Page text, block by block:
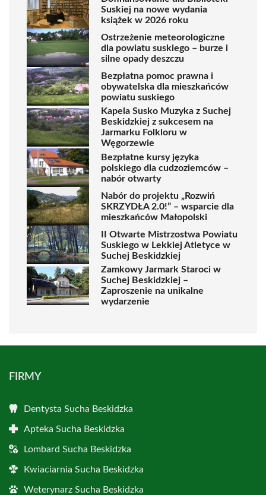
Suskiej na nowe wydania
książek w 2026 roku
Ostrzeżenie meteorologiczne
dla powiatu suskiego – burze i
silne opady deszczu
Bezpłatna pomoc prawna i
obywatelska dla mieszkańców
powiatu suskiego
Kapela Susko Muzyka z Suchej
Beskidzkiej z sukcesem na
Jarmarku Folkloru w
Węgorzewie
Bezpłatne kursy języka
polskiego dla cudzoziemców –
nabór otwarty
Nabór do projektu „Rozwiń
SKRZYDŁA 2.0!” – wsparcie dla
mieszkańców Małopolski
II Otwarte Mistrzostwa Powiatu
Suskiego w Lekkiej Atletyce w
Suchej Beskidzkiej
Zamkowy Jarmark Staroci w
Suchej Beskidzkiej –
Zaproszenie na unikalne
wydarzenie
FIRMY
Dentysta Sucha Beskidzka
Apteka Sucha Beskidzka
Lombard Sucha Beskidzka
Kwiaciarnia Sucha Beskidzka
Weterynarz Sucha Beskidzka